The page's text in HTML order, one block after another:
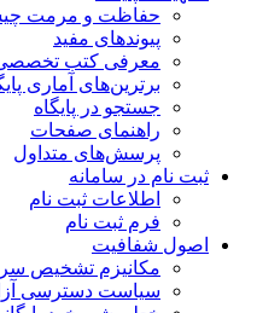
حفاظت و مرمت
پیوند‌های مفید
معرفی کتب تخصصی
برترین‌های آماری
جستجو در پایگاه
راهنمای صفحات
پرسش‌های متداول
ثبت نام در سامانه
اطلاعات ثبت نام
فرم ثبت نام
اصول شفافیت
ﻣﮑﺎﻧﯿﺰم ﺗﺸﺨﯿﺺ
سیاست دسترسی آزاد